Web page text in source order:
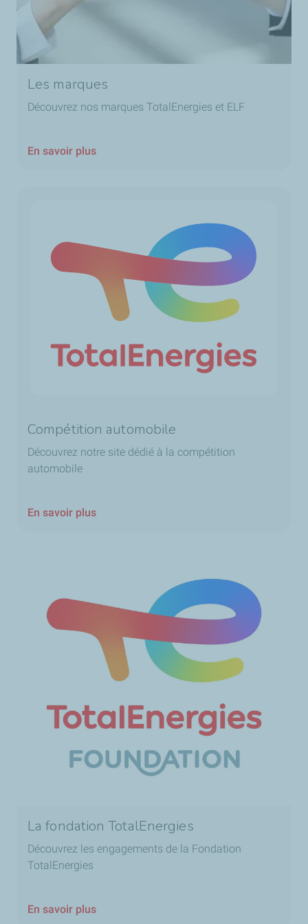
Les marques
Découvrez nos marques TotalEnergies et ELF
En savoir plus
Compétition automobile
Découvrez notre site dédié à la compétition
automobile
En savoir plus
La fondation TotalEnergies
Découvrez les engagements de la Fondation
TotalEnergies
En savoir plus